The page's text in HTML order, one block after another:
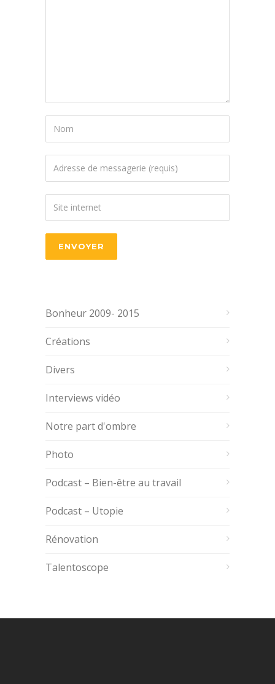
Bonheur 2009- 2015
Créations
Divers
Interviews vidéo
Notre part d'ombre
Photo
Podcast – Bien-être au travail
Podcast – Utopie
Rénovation
Talentoscope